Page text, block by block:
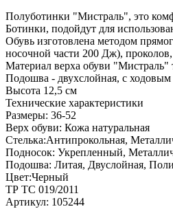
Полуботинки "Мистраль", это
Ботинки, подойдут для
Обувь изготовлена методом
носочной части 200 Дж),
Материал верха обуви
Подошва - двухслойная, с
Высота 12,5 см
Технические характеристики
Размеры: 36-52
Верх обуви: Кожа натуральная
Стелька:Антипрокольная,
Подносок: Укрепленный,
Подошва: Литая, Двуслойная,
Цвет:Черный
ТР ТС 019/2011
Артикул: 105244